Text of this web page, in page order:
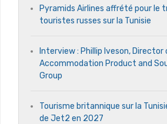
Pyramids Airlines affrété pour le
touristes russes sur la Tunisie
Interview : Phillip Iveson, Director
Accommodation Product and
Group
Tourisme britannique sur la
de Jet2 en 2027